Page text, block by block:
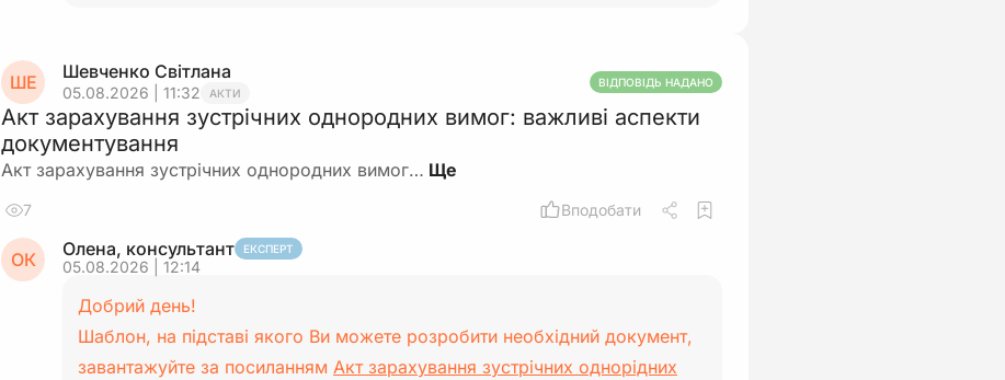
ШЕ Шевченко Світлана
05.08.2026 | 11:32 АКТИ
ВІДПОВІДЬ НАДАНО
Акт зарахування зустрічних однородних вимог: важливі аспекти
документування
Акт зарахування зустрічних однородних вимог…
7 Вподобати
ОК Олена, консультант ЕКСПЕРТ
05.08.2026 | 12:14
Добрий день!
Шаблон, на підставі якого Ви можете розробити необхідний документ,
завантажуйте за посиланням Акт зарахування зустрічних однорідних